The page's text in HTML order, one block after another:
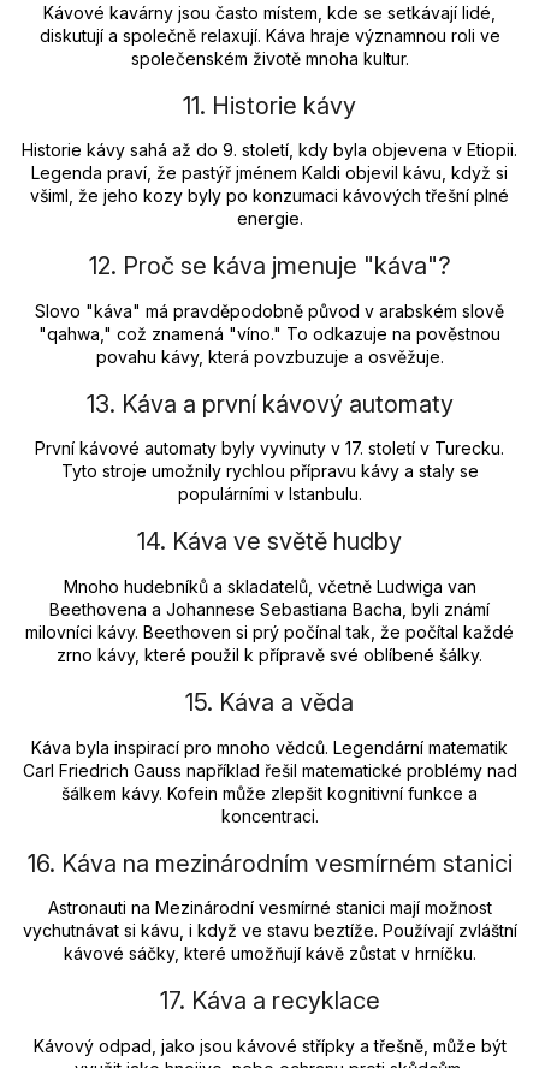
Kávové kavárny jsou často místem, kde se setkávají lidé,
diskutují a společně relaxují. Káva hraje významnou roli ve
společenském životě mnoha kultur.
11. Historie kávy
Historie kávy sahá až do 9. století, kdy byla objevena v Etiopii.
Legenda praví, že pastýř jménem Kaldi objevil kávu, když si
všiml, že jeho kozy byly po konzumaci kávových třešní plné
energie.
12. Proč se káva jmenuje "káva"?
Slovo "káva" má pravděpodobně původ v arabském slově
"qahwa," což znamená "víno." To odkazuje na pověstnou
povahu kávy, která povzbuzuje a osvěžuje.
13. Káva a první kávový automaty
První kávové automaty byly vyvinuty v 17. století v Turecku.
Tyto stroje umožnily rychlou přípravu kávy a staly se
populárními v Istanbulu.
14. Káva ve světě hudby
Mnoho hudebníků a skladatelů, včetně Ludwiga van
Beethovena a Johannese Sebastiana Bacha, byli známí
milovníci kávy. Beethoven si prý počínal tak, že počítal každé
zrno kávy, které použil k přípravě své oblíbené šálky.
15. Káva a věda
Káva byla inspirací pro mnoho vědců. Legendární matematik
Carl Friedrich Gauss například řešil matematické problémy nad
šálkem kávy. Kofein může zlepšit kognitivní funkce a
koncentraci.
16. Káva na mezinárodním vesmírném stanici
Astronauti na Mezinárodní vesmírné stanici mají možnost
vychutnávat si kávu, i když ve stavu beztíže. Používají zvláštní
kávové sáčky, které umožňují kávě zůstat v hrníčku.
17. Káva a recyklace
Kávový odpad, jako jsou kávové střípky a třešně, může být